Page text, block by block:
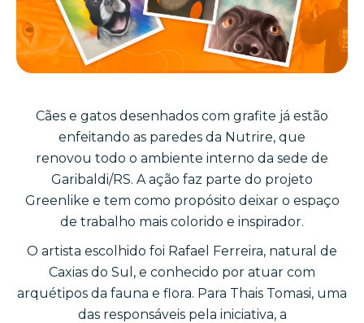
Cães e gatos desenhados com grafite já estão
enfeitando as paredes da Nutrire, que
renovou todo o ambiente interno da sede de
Garibaldi/RS. A ação faz parte do projeto
Greenlike e tem como propósito deixar o espaço
de trabalho mais colorido e inspirador.
O artista escolhido foi Rafael Ferreira, natural de
Caxias do Sul, e conhecido por atuar com
arquétipos da fauna e flora. Para Thais Tomasi, uma
das responsáveis pela iniciativa, a